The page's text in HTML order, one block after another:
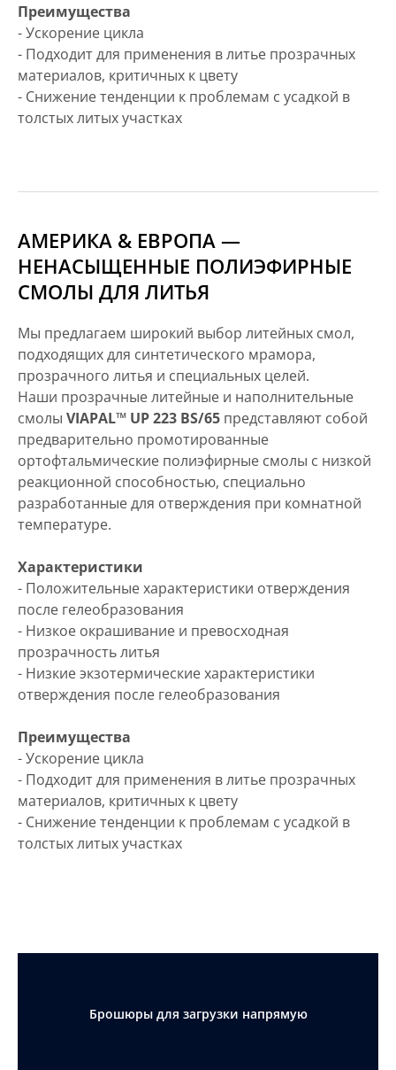
Преимущества
- Ускорение цикла
- Подходит для применения в литье прозрачных
материалов, критичных к цвету
- Снижение тенденции к проблемам с усадкой в
толстых литых участках
АМЕРИКА & ЕВРОПА —
НЕНАСЫЩЕННЫЕ ПОЛИЭФИРНЫЕ
СМОЛЫ ДЛЯ ЛИТЬЯ
Мы предлагаем широкий выбор литейных смол,
подходящих для синтетического мрамора,
прозрачного литья и специальных целей.
Наши прозрачные литейные и наполнительные
смолы VIAPAL™ UP 223 BS/65 представляют собой
предварительно промотированные
ортофтальмические полиэфирные смолы с низкой
реакционной способностью, специально
разработанные для отверждения при комнатной
температуре.
Характеристики
- Положительные характеристики отверждения
после гелеобразования
- Низкое окрашивание и превосходная
прозрачность литья
- Низкие экзотермические характеристики
отверждения после гелеобразования
Преимущества
- Ускорение цикла
- Подходит для применения в литье прозрачных
материалов, критичных к цвету
- Снижение тенденции к проблемам с усадкой в
толстых литых участках
Брошюры для загрузки напрямую